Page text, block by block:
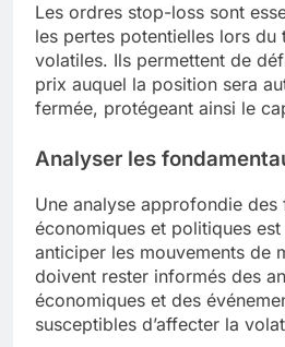
Les ordres stop-loss sont
les pertes potentielles lors du
volatiles. Ils permettent de
prix auquel la position sera
fermée, protégeant ainsi le
Analyser les
Une analyse approfondie des
économiques et politiques
anticiper les mouvements de
doivent rester informés des
économiques et des
susceptibles d’affecter la